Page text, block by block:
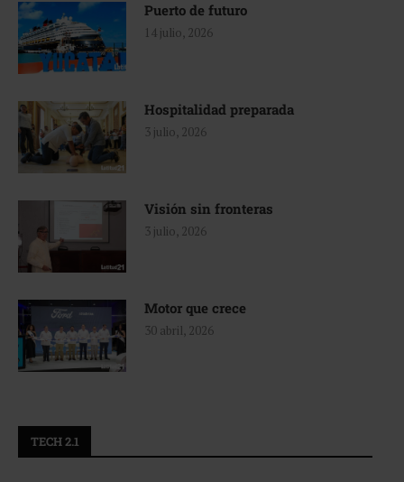
Puerto de futuro
14 julio, 2026
Hospitalidad preparada
3 julio, 2026
Visión sin fronteras
3 julio, 2026
Motor que crece
30 abril, 2026
TECH 2.1